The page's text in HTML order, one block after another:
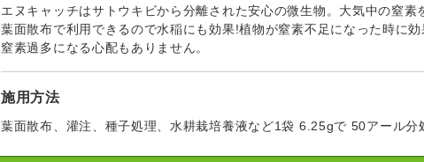
エヌキャッチはサトウキビから分離された安心の微生物。大気中の窒素
葉面散布で利用できるので水稲にも効果!植物が窒素不足になった時に効
窒素過多になる心配もありません。
施用方法
葉面散布、灌注、種子処理、水耕栽培養液など1袋 6.25gで 50アール分